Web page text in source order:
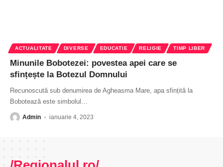
ACTUALITATE DIVERSE EDUCATIE RELIGIE TIMP LIBER
Minunile Bobotezei: povestea apei care se
sfințește la Botezul Domnului
Recunoscută sub denumirea de Agheasma Mare, apa sfințită la
Bobotează este simbolul …
Admin ianuarie 4, 2023